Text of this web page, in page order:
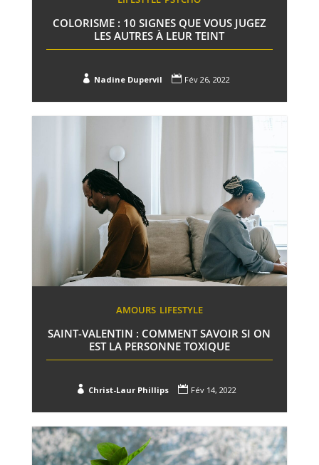
COLORISME : 10 SIGNES QUE VOUS JUGEZ
LES AUTRES À LEUR TEINT
 Nadine Dupervil  Fév 26, 2022
AMOURS LIFESTYLE
SAINT-VALENTIN : COMMENT SAVOIR SI ON
EST LA PERSONNE TOXIQUE
 Christ-Laur Phillips  Fév 14, 2022